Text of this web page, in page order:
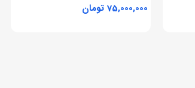
تومان